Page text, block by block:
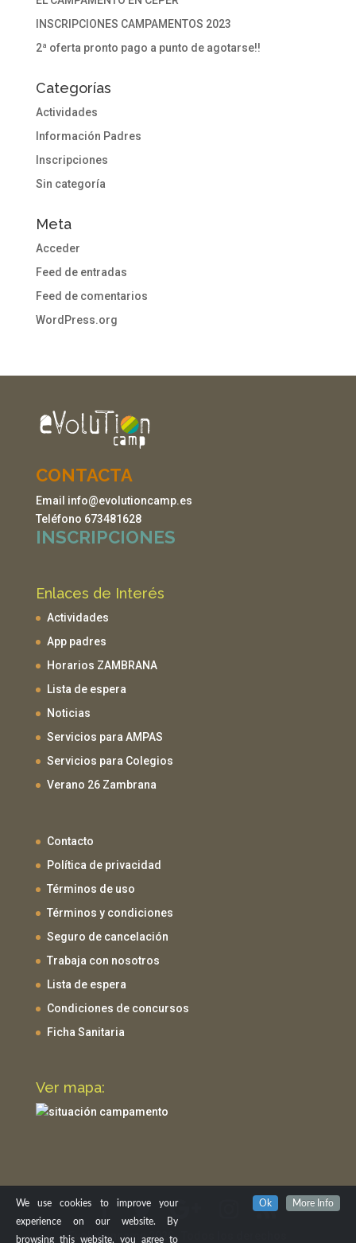
INSCRIPCIONES CAMPAMENTOS 2023
2ª oferta pronto pago a punto de agotarse!!
Categorías
Actividades
Información Padres
Inscripciones
Sin categoría
Meta
Acceder
Feed de entradas
Feed de comentarios
WordPress.org
CONTACTA
Email info@evolutioncamp.es
Teléfono 673481628
INSCRIPCIONES
Enlaces de Interés
Actividades
App padres
Horarios ZAMBRANA
Lista de espera
Noticias
Servicios para AMPAS
Servicios para Colegios
Verano 26 Zambrana
Contacto
Política de privacidad
Términos de uso
Términos y condiciones
Seguro de cancelación
Trabaja con nosotros
Lista de espera
Condiciones de concursos
Ficha Sanitaria
Ver mapa:
Evolutioncamp 2020- Todos los derechos
We use cookies to improve your
experience on our website. By
browsing this website, you agree to
Ok More Info